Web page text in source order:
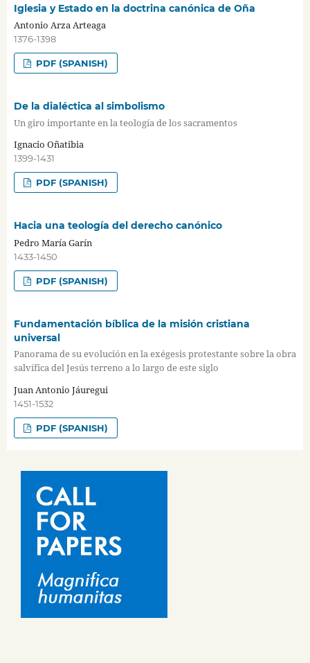
Iglesia y Estado en la doctrina canónica de Oña
Antonio Arza Arteaga
1376-1398
PDF (SPANISH)
De la dialéctica al simbolismo
Un giro importante en la teología de los sacramentos
Ignacio Oñatibia
1399-1431
PDF (SPANISH)
Hacia una teología del derecho canónico
Pedro María Garín
1433-1450
PDF (SPANISH)
Fundamentación bíblica de la misión cristiana
universal
Panorama de su evolución en la exégesis protestante sobre la obra
salvífica del Jesús terreno a lo largo de este siglo
Juan Antonio Jáuregui
1451-1532
PDF (SPANISH)